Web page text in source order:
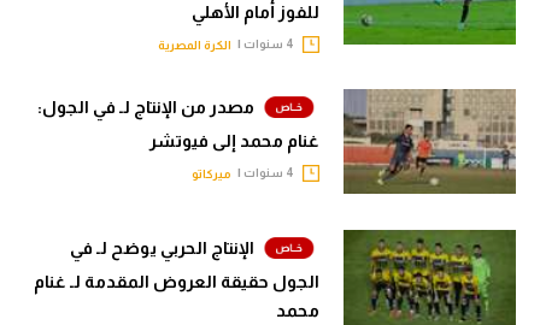
للفوز أمام الأهلي
الكرة المصرية
مصدر من الإنتاج لـ في الجول:
غنام محمد إلى فيوتشر
ميركاتو
الإنتاج الحربي يوضح لـ في
الجول حقيقة العروض المقدمة لـ غنام
محمد